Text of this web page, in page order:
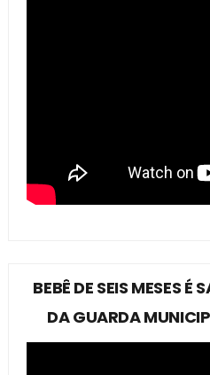
BEBÊ DE SEIS MESES É
DA GUARDA